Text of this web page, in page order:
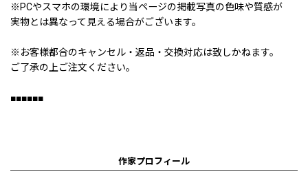
※PCやスマホの環境により当ページの掲載写真の色味や質感が
実物とは異なって見える場合がございます。
※お客様都合のキャンセル・返品・交換対応は致しかねます。
ご了承の上ご注文ください。
■■■■■■
作家プロフィール